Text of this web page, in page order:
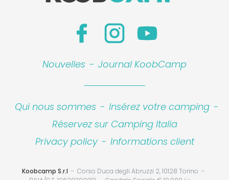
Nouvelles - Journal KoobCamp
Qui nous sommes - Insérez votre camping -
Réservez sur Camping Italia
Privacy policy - Informations client
Koobcamp S.r.l
Corso Duca degli Abruzzi 2, 10128 Torino